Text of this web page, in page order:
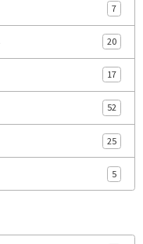
7
20
17
52
25
5